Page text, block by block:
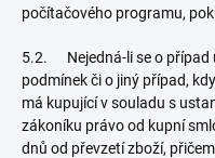
počítačového programu,
5.2. Nejedná-li se o případ
podmínek či o jiný případ,
má kupující v souladu s
zákoníku právo od kupní
dnů od převzetí zboží,